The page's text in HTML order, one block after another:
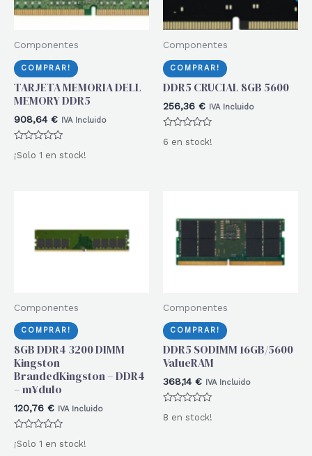
Componentes
COMPRAR!
TARJETA MEMORIA DELL
MEMORY DDR5
908,64 € IVA Incluido
con
¡Solo 1 en stock!
Componentes
COMPRAR!
DDR5 CRUCIAL 8GB 5600
256,36 € IVA Incluido
con
6 en stock!
Componentes
COMPRAR!
8GB DDR4 3200 DIMM
Kingston
BrandedKingston – DDR4
– m¥dulo
120,76 € IVA Incluido
Valorado
con
¡Solo 1 en stock!
Componentes
COMPRAR!
DDR5 SODIMM 16GB/5600
ValueRAM
368,14 € IVA Incluido
con
8 en stock!